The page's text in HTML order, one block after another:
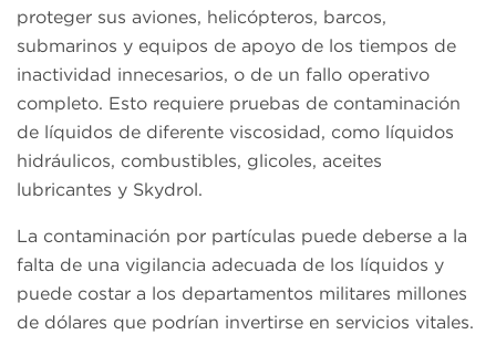
proteger sus aviones, helicópteros, barcos,
submarinos y equipos de apoyo de los tiempos de
inactividad innecesarios, o de un fallo operativo
completo. Esto requiere pruebas de contaminación
de líquidos de diferente viscosidad, como líquidos
hidráulicos, combustibles, glicoles, aceites
lubricantes y Skydrol.
La contaminación por partículas puede deberse a la
falta de una vigilancia adecuada de los líquidos y
puede costar a los departamentos militares millones
de dólares que podrían invertirse en servicios vitales.